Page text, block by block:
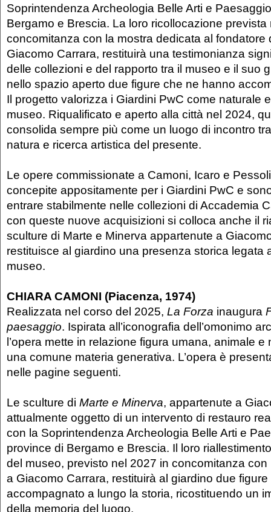
Soprintendenza Archeologia Belle Arti e
Bergamo e Brescia. La loro ricollocazione prevista
concomitanza con la mostra dedicata al fondatore
Giacomo Carrara, restituirà una testimonianza
delle collezioni e del rapporto tra il museo e il suo
nello spazio aperto due figure che ne hanno
Il progetto valorizza i Giardini PwC come naturale
museo. Riqualificato e aperto alla città nel 2024,
consolida sempre più come un luogo di incontro
natura e ricerca artistica del presente.
Le opere commissionate a Camoni, Icaro e
concepite appositamente per i Giardini PwC e
entrare stabilmente nelle collezioni di Accademia
con queste nuove acquisizioni si colloca anche il
sculture di Marte e Minerva appartenute a
restituisce al giardino una presenza storica legata
museo.
CHIARA CAMONI (Piacenza, 1974)
Realizzata nel corso del 2025, La Forza inaugura
paesaggio. Ispirata all’iconografia dell’omonimo
l’opera mette in relazione figura umana, animale e
una comune materia generativa. L’opera è
nelle pagine seguenti.
Le sculture di Marte e Minerva, appartenute a
attualmente oggetto di un intervento di restauro
con la Soprintendenza Archeologia Belle Arti e
province di Bergamo e Brescia. Il loro
del museo, previsto nel 2027 in concomitanza
a Giacomo Carrara, restituirà al giardino due
accompagnato a lungo la storia, ricostituendo un
della memoria del luogo.